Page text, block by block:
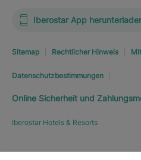
Iberostar App
Sitemap Rechtlicher Hinweis
Datenschutzbestimmungen
Online Sicherheit und
Iberostar Hotels & Resorts